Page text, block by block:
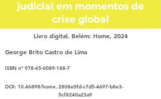
judicial em momentos de
crise global
Livro digital, Belém: Home, 2024
George Brito Castro de Lima
ISBN nº 978-65-6089-148-7
DOI: 10.46898/home.2808e0fd-c7d5-4697-b8e3-
5cf8240a23a9